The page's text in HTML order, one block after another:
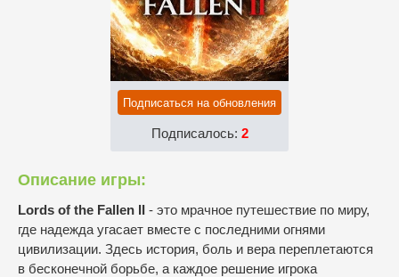
Подписаться на обновления
Подписалось: 2
Описание игры:
Lords of the Fallen II - это мрачное путешествие по миру,
где надежда угасает вместе с последними огнями
цивилизации. Здесь история, боль и вера переплетаются
в бесконечной борьбе, а каждое решение игрока